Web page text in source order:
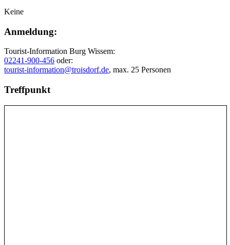
Keine
Anmeldung:
Tourist-Information Burg Wissem:
02241-900-456 oder:
tourist-information@troisdorf.de, max. 25 Personen
Treffpunkt